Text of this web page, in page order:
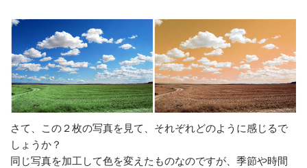
さて、この２枚の写真を見て、それぞれどのように感じるで
しょうか？
同じ写真を加工して色を変えたものなのですが、季節や時間